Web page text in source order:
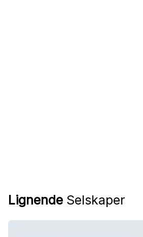
Lignende Selskaper